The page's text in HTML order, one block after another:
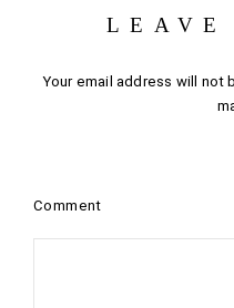
LEAVE
Your email address will not
Comment